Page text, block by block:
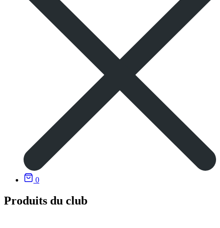
0
Produits du club